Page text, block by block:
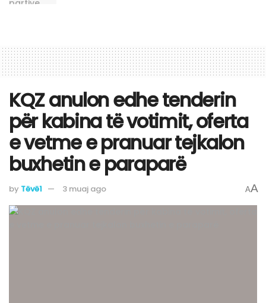
KQZ anulon edhe tenderin
për kabina të votimit, oferta
e vetme e pranuar tejkalon
buxhetin e paraparë
by Tëvë1 3 muaj ago AA